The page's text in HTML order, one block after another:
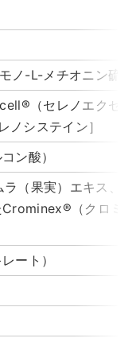
ノ-L-メチオニン硫
（セレノエクセ
システイン］
ン酸）
（果実）エキス、
Crominex®（クロミ
ート）